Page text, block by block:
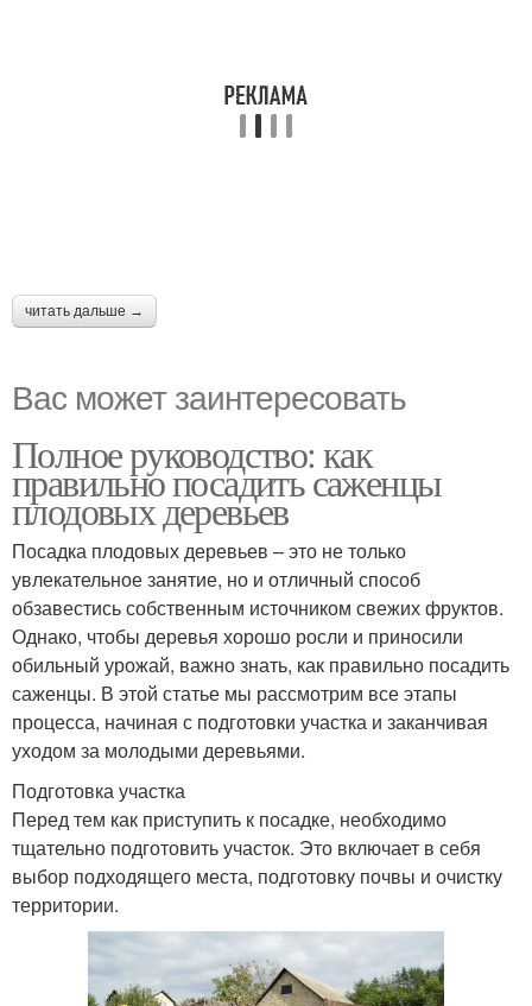
читать дальше →
Вас может заинтересовать
Полное руководство: как
правильно посадить саженцы
плодовых деревьев
Посадка плодовых деревьев – это не только
увлекательное занятие, но и отличный способ
обзавестись собственным источником свежих фруктов.
Однако, чтобы деревья хорошо росли и приносили
обильный урожай, важно знать, как правильно посадить
саженцы. В этой статье мы рассмотрим все этапы
процесса, начиная с подготовки участка и заканчивая
уходом за молодыми деревьями.
Подготовка участка
Перед тем как приступить к посадке, необходимо
тщательно подготовить участок. Это включает в себя
выбор подходящего места, подготовку почвы и очистку
территории.